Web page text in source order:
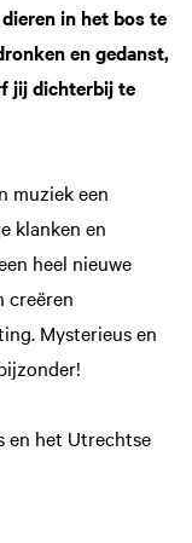
in het bos te
en gedanst,
jij dichterbij te
muziek een
klanken en
heel nieuwe
creëren
Mysterieus en
en het Utrechtse